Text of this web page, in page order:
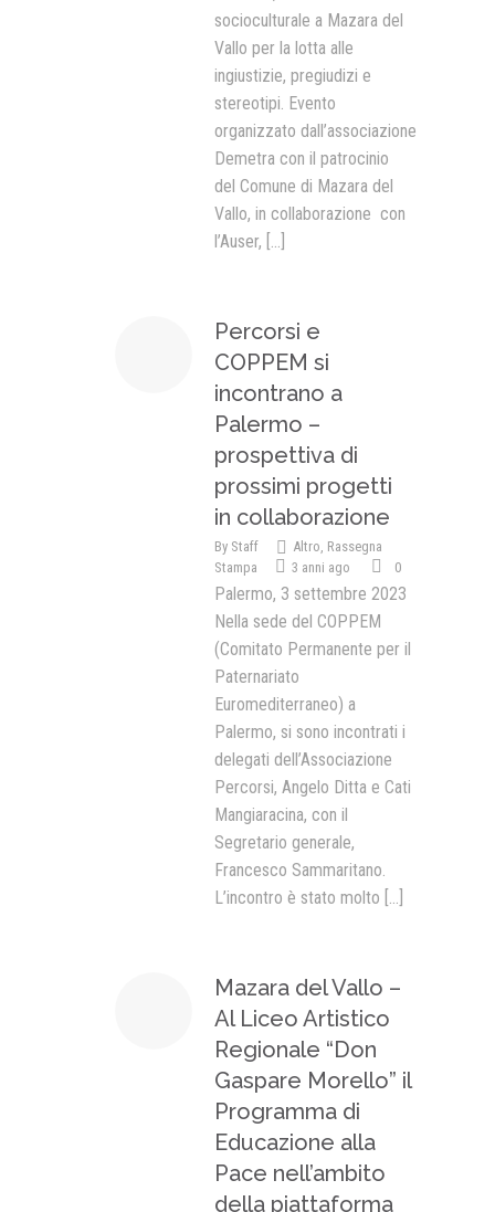
socioculturale a Mazara del
Vallo per la lotta alle
ingiustizie, pregiudizi e
stereotipi. Evento
organizzato dall’associazione
Demetra con il patrocinio
del Comune di Mazara del
Vallo, in collaborazione con
l’Auser, [...]
Percorsi e
COPPEM si
incontrano a
Palermo –
prospettiva di
prossimi progetti
in collaborazione
By Staff Altro, Rassegna
Stampa
3 anni ago 0
Palermo, 3 settembre 2023
Nella sede del COPPEM
(Comitato Permanente per il
Paternariato
Euromediterraneo) a
Palermo, si sono incontrati i
delegati dell’Associazione
Percorsi, Angelo Ditta e Cati
Mangiaracina, con il
Segretario generale,
Francesco Sammaritano.
L’incontro è stato molto [...]
Mazara del Vallo –
Al Liceo Artistico
Regionale “Don
Gaspare Morello” il
Programma di
Educazione alla
Pace nell’ambito
della piattaforma